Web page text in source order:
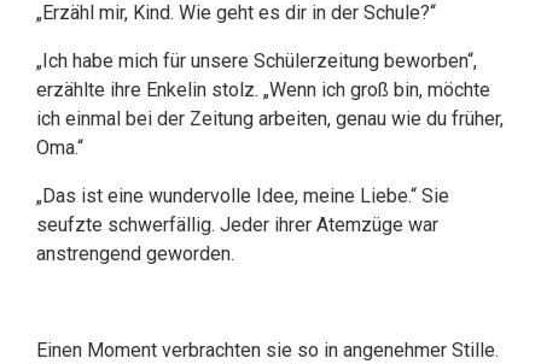
„Erzähl mir, Kind. Wie geht es dir in der Schule?“
„Ich habe mich für unsere Schülerzeitung beworben“,
erzählte ihre Enkelin stolz. „Wenn ich groß bin, möchte
ich einmal bei der Zeitung arbeiten, genau wie du früher,
Oma.“
„Das ist eine wundervolle Idee, meine Liebe.“ Sie
seufzte schwerfällig. Jeder ihrer Atemzüge war
anstrengend geworden.
Einen Moment verbrachten sie so in angenehmer Stille.